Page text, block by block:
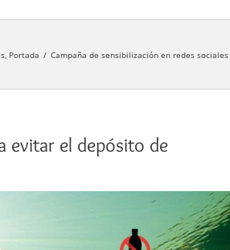
Portada Campaña de sensibilización en redes
evitar el depósito de